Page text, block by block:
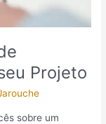
Projeto
sobre um